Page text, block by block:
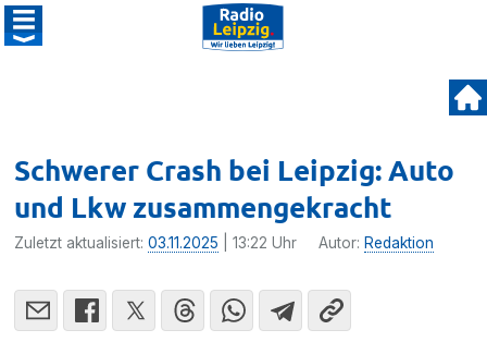
Schwerer Crash bei Leipzig: Auto
und Lkw zusammengekracht
Zuletzt aktualisiert:03.11.2025 | 13:22 Uhr Autor: Redaktion